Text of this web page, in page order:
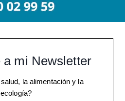
a mi Newsletter
la alimentación y la
ecología?